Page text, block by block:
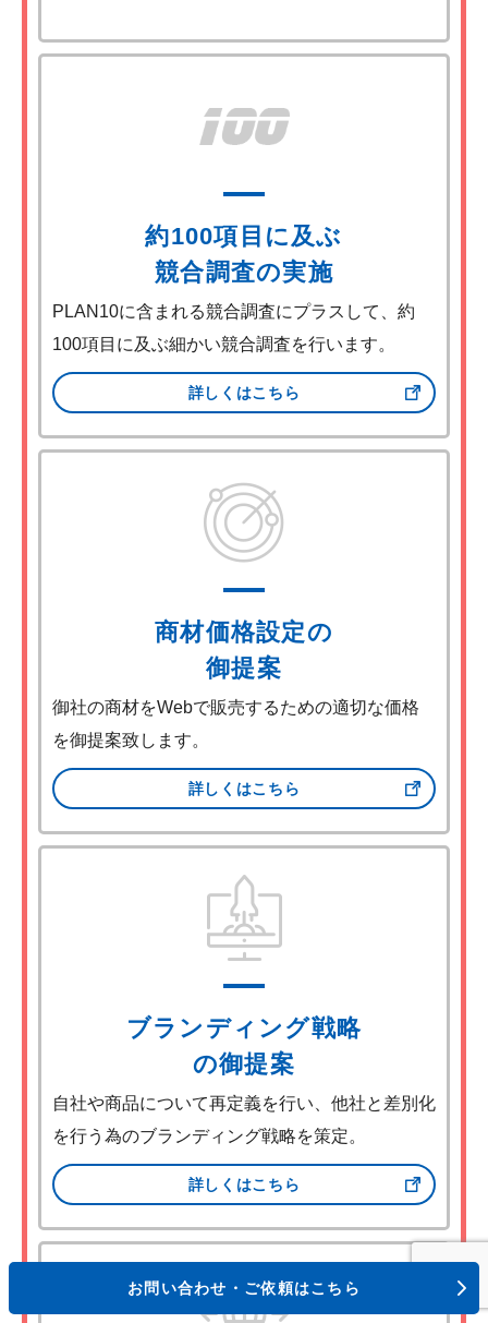
約100項目に及ぶ
競合調査の実施
PLAN10に含まれる競合調査にプラスして、約
100項目に及ぶ細かい競合調査を行います。
詳しくはこちら
商材価格設定の
御提案
御社の商材をWebで販売するための適切な価格
を御提案致します。
詳しくはこちら
ブランディング戦略
の御提案
自社や商品について再定義を行い、他社と差別化
を行う為のブランディング戦略を策定。
詳しくはこちら
お問い合わせ・ご依頼はこちら